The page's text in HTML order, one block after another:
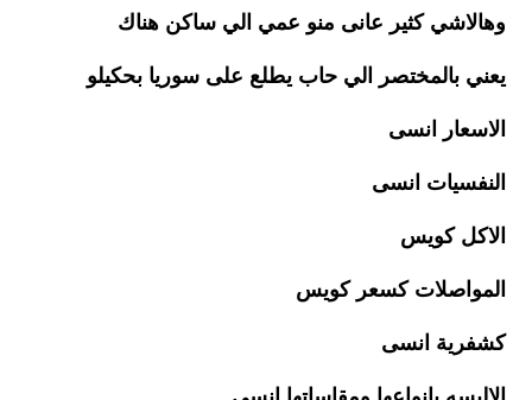
وهالاشي كثير عانى منو عمي الي ساكن هناك
يعني بالمختصر الي حاب يطلع على سوريا بحكيلو
الاسعار انسى
النفسيات انسى
الاكل كويس
المواصلات كسعر كويس
كشفرية انسى